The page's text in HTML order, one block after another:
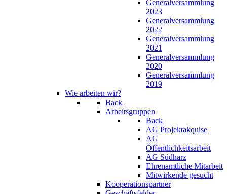
Generalversammlung
2023
Generalversammlung
2022
Generalversammlung
2021
Generalversammlung
2020
Generalversammlung
2019
Wie arbeiten wir?
Back
Arbeitsgruppen
Back
AG Projektakquise
AG
Öffentlichkeitsarbeit
AG Südharz
Ehrenamtliche Mitarbeit
Mitwirkende gesucht
Kooperationspartner